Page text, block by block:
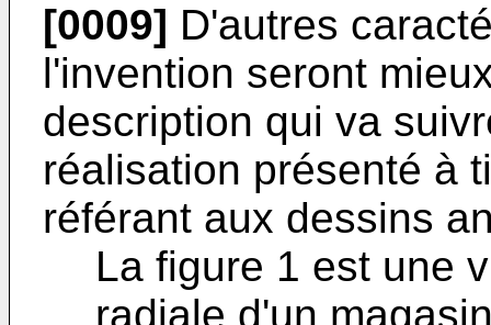
[0009] D'autres
l'invention seront
description qui va
réalisation présenté à
référant aux dessins
La figure 1 est une
radiale d'un